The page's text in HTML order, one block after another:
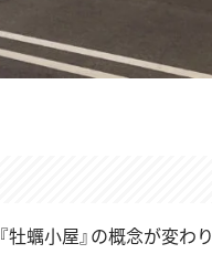
蠣小屋』の概念が変わり